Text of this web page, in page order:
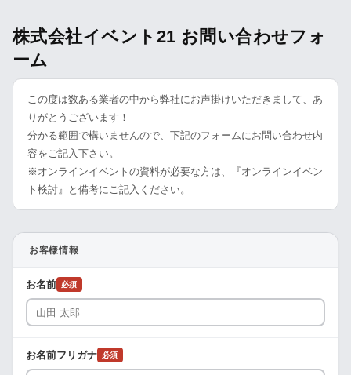
株式会社イベント21 お問い合わせフォ
ーム
この度は数ある業者の中から弊社にお声掛けいただきまして、あ
りがとうございます！
分かる範囲で構いませんので、下記のフォームにお問い合わせ内
容をご記入下さい。
※オンラインイベントの資料が必要な方は、『オンラインイベン
ト検討』と備考にご記入ください。
お客様情報
お名前 必須
お名前フリガナ 必須